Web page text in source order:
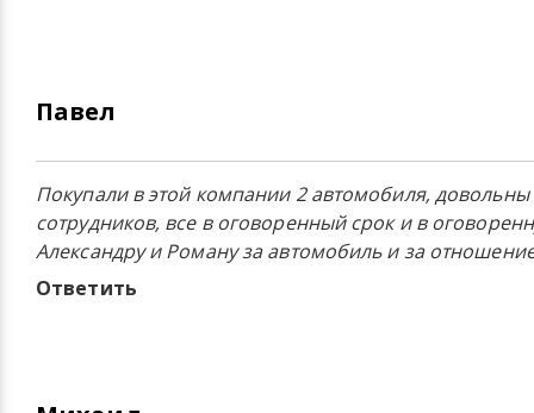
Павел
Покупали в этой компании 2 автомобиля,
сотрудников, все в оговоренный срок и в
Александру и Роману за автомобиль и за
Ответить